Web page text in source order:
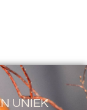
UNIEK